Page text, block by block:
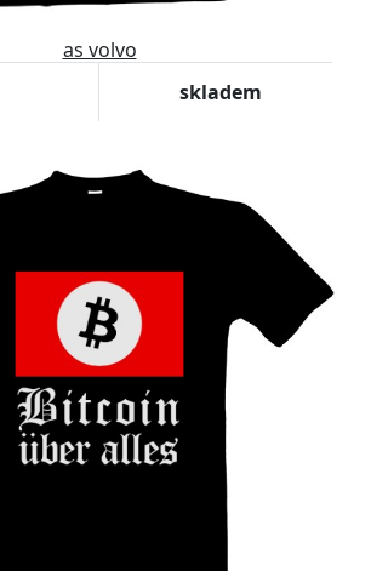
as volvo
skladem